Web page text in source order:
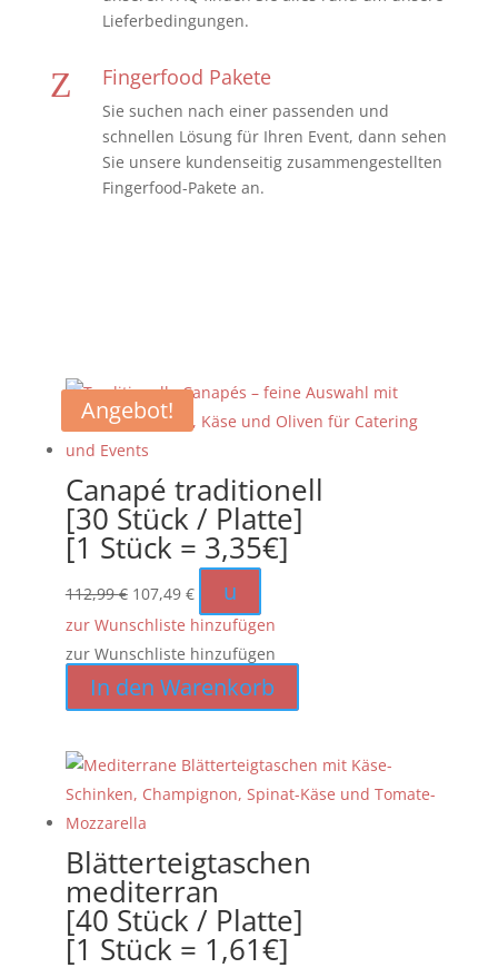
Lieferbedingungen.
Z Fingerfood Pakete
Sie suchen nach einer passenden und
schnellen Lösung für Ihren Event, dann sehen
Sie unsere kundenseitig zusammengestellten
Fingerfood-Pakete an.
Angebot!
Canapé traditionell
[30 Stück / Platte]
[1 Stück = 3,35€]
112,99€ Ursprünglicher
Preis
war:
112,99 €
107,49 €Aktueller
Preis
ist:
107,49 €.
u
zur Wunschliste hinzufügen
zur Wunschliste hinzufügen
In den Warenkorb
Blätterteigtaschen
mediterran
[40 Stück / Platte]
[1 Stück = 1,61€]